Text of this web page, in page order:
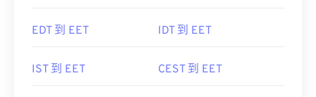
EDT 到 EET IDT 到 EET
IST 到 EET CEST 到 EET